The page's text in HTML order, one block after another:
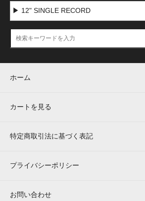
ホーム
カートを見る
特定商取引法に基づく表記
プライバシーポリシー
お問い合わせ